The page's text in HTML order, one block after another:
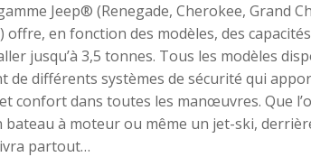
Jeep® (Renegade, Cherokee, Grand
offre, en fonction des modèles, des
jusqu’à 3,5 tonnes. Tous les modèles
de différents systèmes de sécurité qui
confort dans toutes les manœuvres. Que
bateau à moteur ou même un jet-ski,
partout…